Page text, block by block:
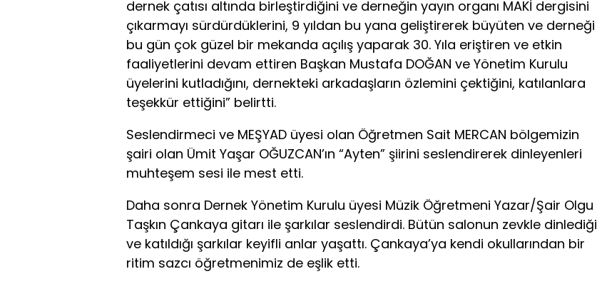
dernek çatısı altında birleştirdiğini ve derneğin yayın organı MAKİ dergisini
çıkarmayı sürdürdüklerini, 9 yıldan bu yana geliştirerek büyüten ve derneği
bu gün çok güzel bir mekanda açılış yaparak 30. Yıla eriştiren ve etkin
faaliyetlerini devam ettiren Başkan Mustafa DOĞAN ve Yönetim Kurulu
üyelerini kutladığını, dernekteki arkadaşların özlemini çektiğini, katılanlara
teşekkür ettiğini” belirtti.
Seslendirmeci ve MEŞYAD üyesi olan Öğretmen Sait MERCAN bölgemizin
şairi olan Ümit Yaşar OĞUZCAN’ın “Ayten” şiirini seslendirerek dinleyenleri
muhteşem sesi ile mest etti.
Daha sonra Dernek Yönetim Kurulu üyesi Müzik Öğretmeni Yazar/Şair Olgu
Taşkın Çankaya gitarı ile şarkılar seslendirdi. Bütün salonun zevkle dinlediği
ve katıldığı şarkılar keyifli anlar yaşattı. Çankaya’ya kendi okullarından bir
ritim sazcı öğretmenimiz de eşlik etti.